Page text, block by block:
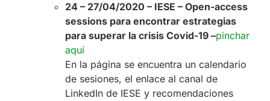
24 – 27/04/2020 – IESE – Open-access
sessions para encontrar estrategias
para superar la crisis Covid-19 –pinchar
aquí
En la página se encuentra un calendario
de sesiones, el enlace al canal de
LinkedIn de IESE y recomendaciones